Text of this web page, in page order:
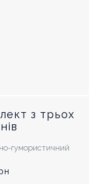
з трьох
гумористичний